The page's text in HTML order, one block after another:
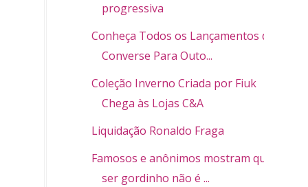
progressiva
Conheça Todos os Lançamentos da
Converse Para Outo...
Coleção Inverno Criada por Fiuk
Chega às Lojas C&A
Liquidação Ronaldo Fraga
Famosos e anônimos mostram que
ser gordinho não é ...